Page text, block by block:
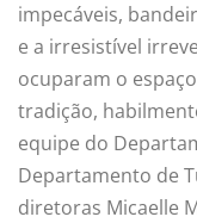
impecáveis,
e a irresistível
ocuparam o
tradição,
equipe do
Departamento de
diretoras Micaelle